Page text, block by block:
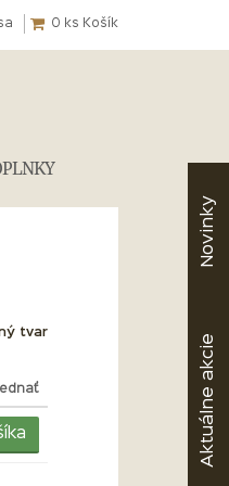
0 ks Košík
Aktuálne
akcie
Novinky
tvar